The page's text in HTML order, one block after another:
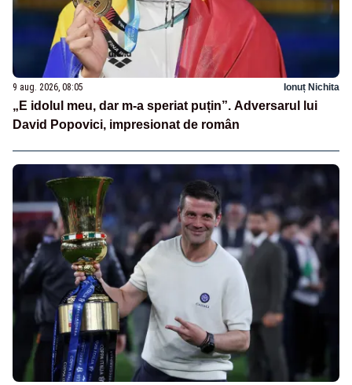
9 aug. 2026, 08:05 Ionuț Nichita
„E idolul meu, dar m-a speriat puțin”. Adversarul lui
David Popovici, impresionat de român